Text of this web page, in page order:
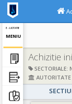
E - LICITATIE
MENIU
Achizitie
SECTORIALE:
AUTORITATE